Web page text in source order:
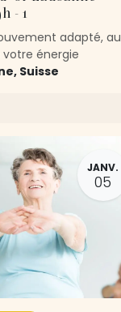
- 1
adapté, au
énergie
, Suisse
JANV.
05